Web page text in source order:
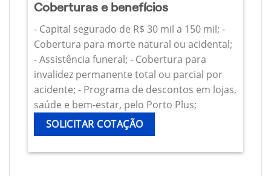
Coberturas e benefícios
- Capital segurado de R$ 30 mil a 150 mil; -
Cobertura para morte natural ou acidental;
- Assistência funeral; - Cobertura para
invalidez permanente total ou parcial por
acidente; - Programa de descontos em lojas,
saúde e bem-estar, pelo Porto Plus;
SOLICITAR COTAÇÃO